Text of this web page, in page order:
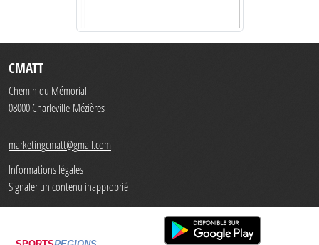
CMATT
Chemin du Mémorial
08000Charleville-Mézières
marketingcmatt@gmail.com
Informations légales
Signaler un contenu inapproprié